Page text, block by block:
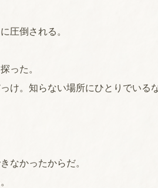
圧倒される。
った。
け。知らない場所にひとりでいる
なかったからだ。